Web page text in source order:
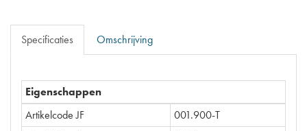
Specificaties Omschrijving
Eigenschappen
Artikelcode JF
001.900-T